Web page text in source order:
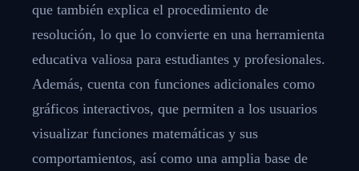
que también explica el procedimiento de
resolución, lo que lo convierte en una herramienta
educativa valiosa para estudiantes y profesionales.
Además, cuenta con funciones adicionales como
gráficos interactivos, que permiten a los usuarios
visualizar funciones matemáticas y sus
comportamientos, así como una amplia base de